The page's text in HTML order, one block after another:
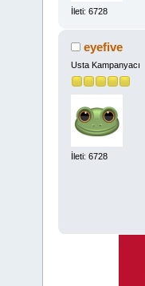
İleti: 6728
eyefive
Usta Kampanyacı
İleti: 6728
BOL RIZIK İÇİN TESPİH:LA